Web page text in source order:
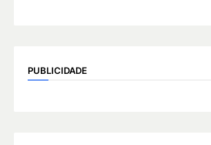
PUBLICIDADE